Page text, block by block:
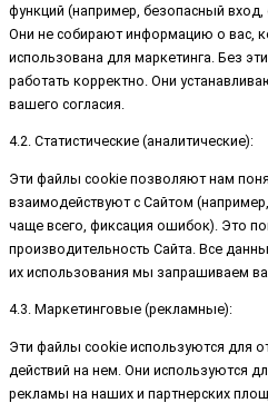
функций (например, безопасный вход,
Они не собирают информацию о вас,
использована для маркетинга. Без
работать корректно. Они
вашего согласия.
4.2. Статистические (аналитические):
Эти файлы cookie позволяют нам
взаимодействуют с Сайтом
чаще всего, фиксация ошибок). Это
производительность Сайта. Все
их использования мы запрашиваем
4.3. Маркетинговые (рекламные):
Эти файлы cookie используются для
действий на нем. Они используются
рекламы на наших и партнерских